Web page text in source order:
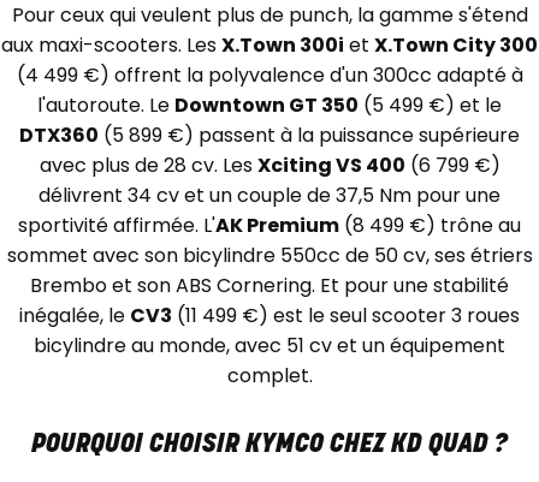
Pour ceux qui veulent plus de punch, la gamme s'étend
aux maxi-scooters. LesX.Town 300i et X.Town City 300
(4 499 €) offrent la polyvalence d'un 300cc adapté à
l'autoroute. Le Downtown GT 350 (5 499 €) et le
DTX360 (5 899 €) passent à la puissance supérieure
avec plus de 28 cv. LesXciting VS 400 (6 799 €)
délivrent 34 cv et un couple de 37,5 Nm pour une
sportivité affirmée. L'AK Premium (8 499 €) trône au
sommet avec son bicylindre 550cc de 50 cv, ses étriers
Brembo et son ABS Cornering. Et pour une stabilité
inégalée, le CV3 (11 499 €) est le seul scooter 3 roues
bicylindre au monde, avec 51 cv et un équipement
complet.
POURQUOI CHOISIR KYMCO CHEZ KD QUAD ?